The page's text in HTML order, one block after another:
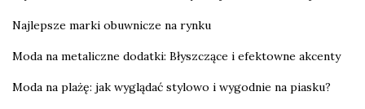
Najlepsze marki obuwnicze na rynku
Moda na metaliczne dodatki: Błyszczące i efektowne akcenty
Moda na plażę: jak wyglądać stylowo i wygodnie na piasku?